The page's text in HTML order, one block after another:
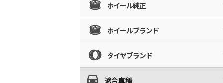
ホイール純正
ホイールブランド
タイヤブランド
適合車種